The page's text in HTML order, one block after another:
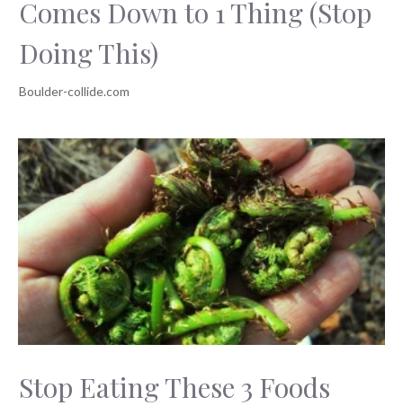
Comes Down to 1 Thing (Stop
Doing This)
Stop Eating These 3 Foods